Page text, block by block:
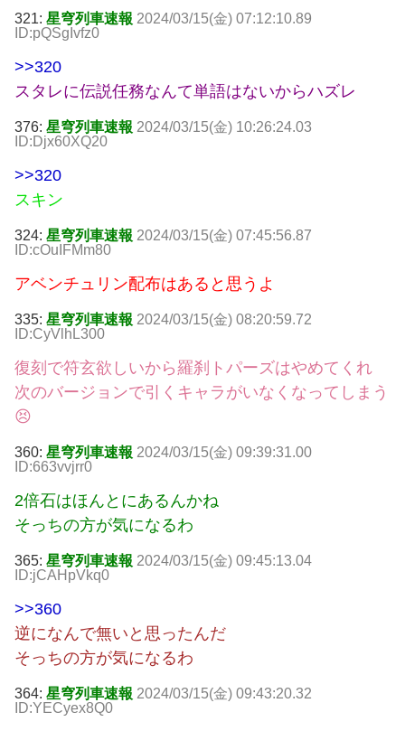
321: 星穹列車速報 2024/03/15(金) 07:12:10.89
ID:pQSgIvfz0
>>320
スタレに伝説任務なんて単語はないからハズレ
376: 星穹列車速報 2024/03/15(金) 10:26:24.03
ID:Djx60XQ20
>>320
スキン
324: 星穹列車速報 2024/03/15(金) 07:45:56.87
ID:cOuIFMm80
アベンチュリン配布はあると思うよ
335: 星穹列車速報 2024/03/15(金) 08:20:59.72
ID:CyVlhL300
復刻で符玄欲しいから羅刹トパーズはやめてくれ
次のバージョンで引くキャラがいなくなってしまう
😣
360: 星穹列車速報 2024/03/15(金) 09:39:31.00
ID:663vvjrr0
2倍石はほんとにあるんかね
そっちの方が気になるわ
365: 星穹列車速報 2024/03/15(金) 09:45:13.04
ID:jCAHpVkq0
>>360
逆になんで無いと思ったんだ
そっちの方が気になるわ
364: 星穹列車速報 2024/03/15(金) 09:43:20.32
ID:YECyex8Q0